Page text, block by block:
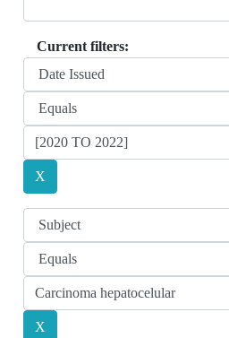
Current filters: